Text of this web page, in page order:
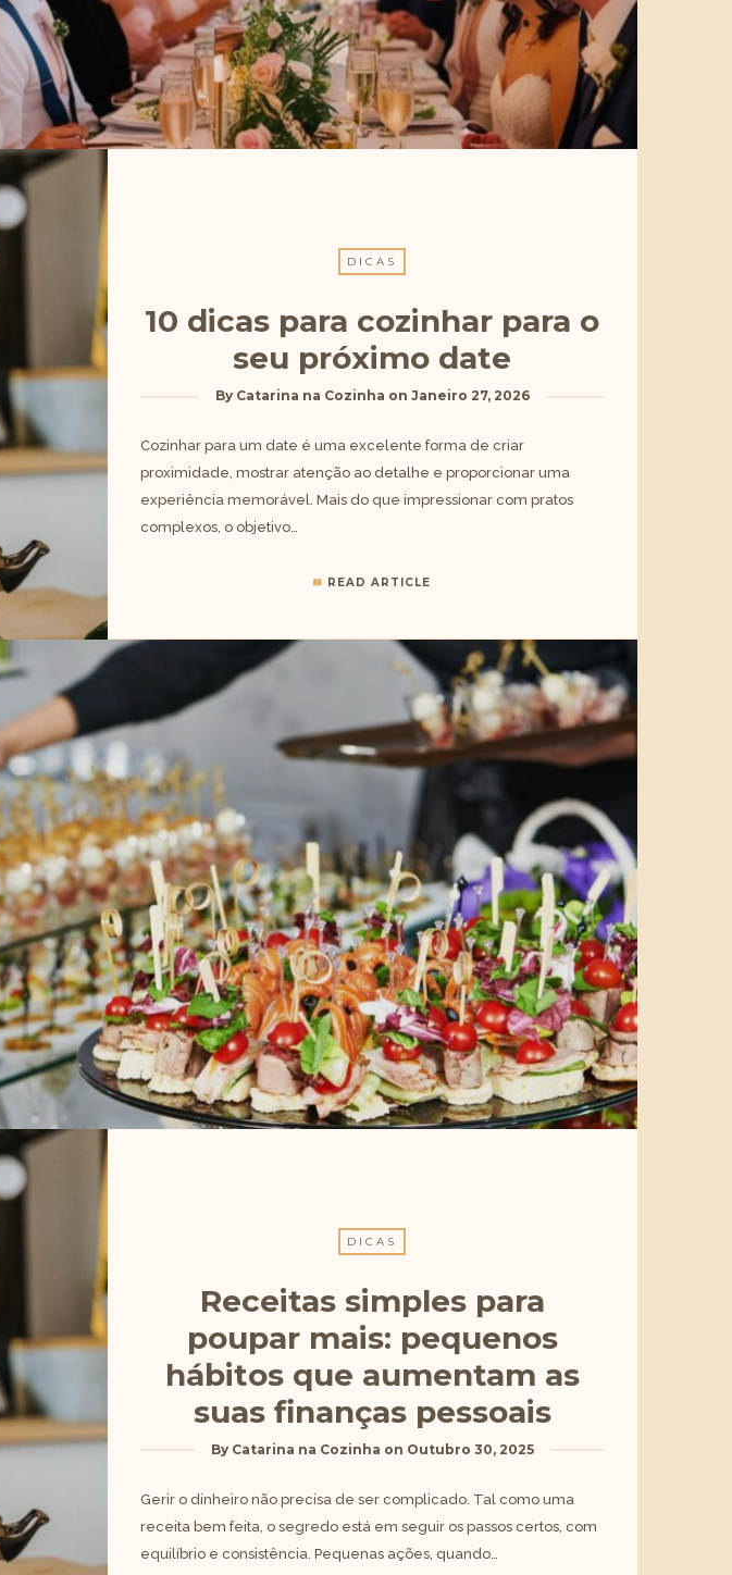
DICAS
10 dicas para cozinhar para o
seu próximo date
By Catarina na Cozinha on Janeiro 27, 2026
Cozinhar para um date é uma excelente forma de criar
proximidade, mostrar atenção ao detalhe e proporcionar uma
experiência memorável. Mais do que impressionar com pratos
complexos, o objetivo…
READ ARTICLE
DICAS
Receitas simples para
poupar mais: pequenos
hábitos que aumentam as
suas finanças pessoais
By Catarina na Cozinha on Outubro 30, 2025
Gerir o dinheiro não precisa de ser complicado. Tal como uma
receita bem feita, o segredo está em seguir os passos certos, com
equilíbrio e consistência. Pequenas ações, quando…